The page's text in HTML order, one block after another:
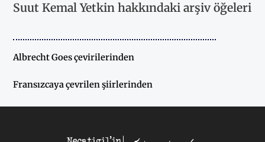
Suut Kemal Yetkin hakkındaki arşiv öğeleri
Albrecht Goes çevirilerinden
Fransızcaya çevrilen şiirlerinden